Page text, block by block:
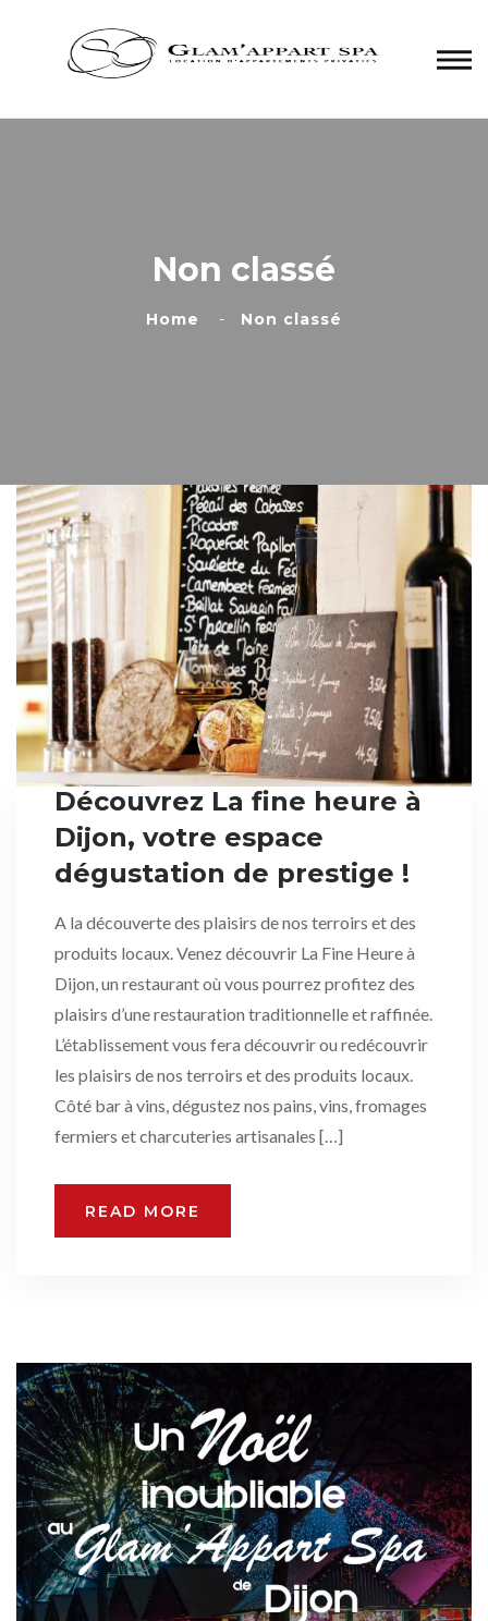
Non classé
Home Non classé
Découvrez La fine heure à
Dijon, votre espace
dégustation de prestige !
A la découverte des plaisirs de nos terroirs et des
produits locaux. Venez découvrir La Fine Heure à
Dijon, un restaurant où vous pourrez profitez des
plaisirs d’une restauration traditionnelle et raffinée.
L’établissement vous fera découvrir ou redécouvrir
les plaisirs de nos terroirs et des produits locaux.
Côté bar à vins, dégustez nos pains, vins, fromages
fermiers et charcuteries artisanales […]
READ MORE